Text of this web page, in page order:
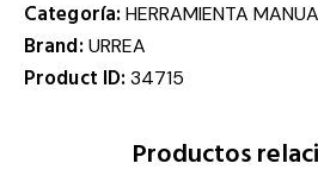
Categoría:HERRAMIENTA
Brand: URREA
Product ID:34715
Productos